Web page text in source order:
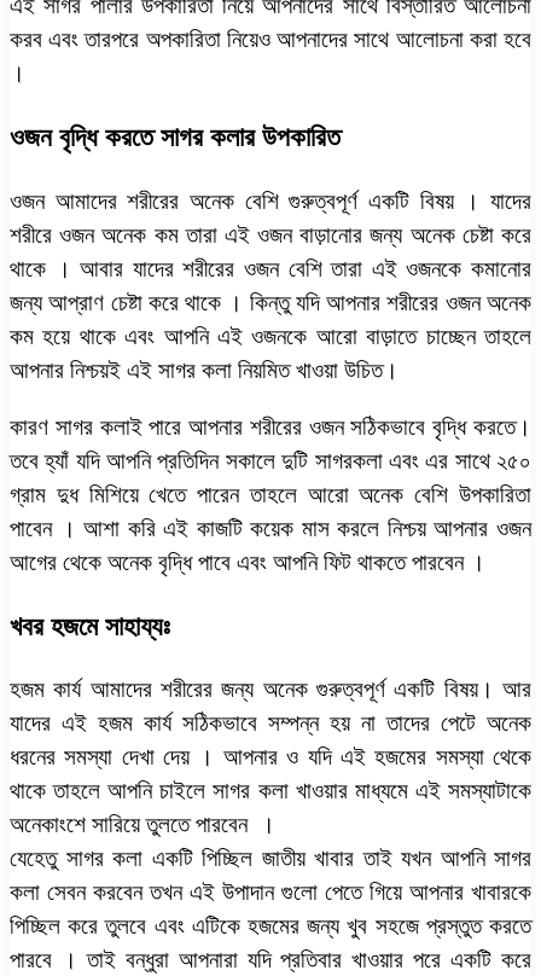
এই সাগর পালার উপকারিতা নিয়ে আপনাদের সাথে বিস্তারিত আলোচনা
করব এবং তারপরে অপকারিতা নিয়েও আপনাদের সাথে আলোচনা করা হবে
।
ওজন বৃদ্ধি করতে সাগর কলার উপকারিত
ওজন আমাদের শরীরের অনেক বেশি গুরুত্বপূর্ণ একটি বিষয় । যাদের
শরীরে ওজন অনেক কম তারা এই ওজন বাড়ানোর জন্য অনেক চেষ্টা করে
থাকে । আবার যাদের শরীরের ওজন বেশি তারা এই ওজনকে কমানোর
জন্য আপ্রাণ চেষ্টা করে থাকে । কিন্তু যদি আপনার শরীরের ওজন অনেক
কম হয়ে থাকে এবং আপনি এই ওজনকে আরো বাড়াতে চাচ্ছেন তাহলে
আপনার নিশ্চয়ই এই সাগর কলা নিয়মিত খাওয়া উচিত।
কারণ সাগর কলাই পারে আপনার শরীরের ওজন সঠিকভাবে বৃদ্ধি করতে।
তবে হ্যাঁ যদি আপনি প্রতিদিন সকালে দুটি সাগরকলা এবং এর সাথে ২৫০
গ্রাম দুধ মিশিয়ে খেতে পারেন তাহলে আরো অনেক বেশি উপকারিতা
পাবেন । আশা করি এই কাজটি কয়েক মাস করলে নিশ্চয় আপনার ওজন
আগের থেকে অনেক বৃদ্ধি পাবে এবং আপনি ফিট থাকতে পারবেন ।
খবর হজমে সাহায্যঃ
হজম কার্য আমাদের শরীরের জন্য অনেক গুরুত্বপূর্ণ একটি বিষয়। আর
যাদের এই হজম কার্য সঠিকভাবে সম্পন্ন হয় না তাদের পেটে অনেক
ধরনের সমস্যা দেখা দেয় । আপনার ও যদি এই হজমের সমস্যা থেকে
থাকে তাহলে আপনি চাইলে সাগর কলা খাওয়ার মাধ্যমে এই সমস্যাটাকে
অনেকাংশে সারিয়ে তুলতে পারবেন ।
যেহেতু সাগর কলা একটি পিচ্ছিল জাতীয় খাবার তাই যখন আপনি সাগর
কলা সেবন করবেন তখন এই উপাদান গুলো পেতে গিয়ে আপনার খাবারকে
পিচ্ছিল করে তুলবে এবং এটিকে হজমের জন্য খুব সহজে প্রস্তুত করতে
পারবে । তাই বন্ধুরা আপনারা যদি প্রতিবার খাওয়ার পরে একটি করে